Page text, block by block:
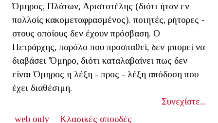
Όμηρος, Πλάτων, Αριστοτέλης (διότι ήταν εν
πολλοίς κακομεταφρασμένος). ποιητές, ρήτορες -
στους οποίους δεν έχουν πρόσβαση. Ο
Πετράρχης, παρόλο που προσπαθεί, δεν μπορεί να
διαβάσει 'Όμηρο, διότι καταλαβαίνει πως δεν
είναι Όμηρος η λέξη - προς - λέξη απόδοση που
έχει διαθέσιμη.
Συνεχίστε...
web only
Κλασικές σπουδές